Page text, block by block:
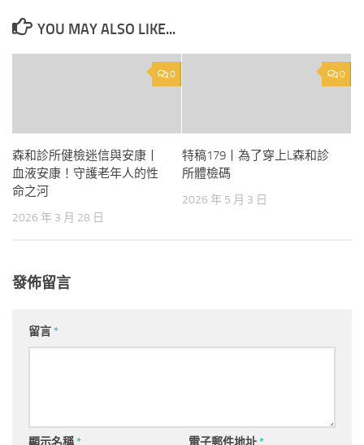
YOU MAY ALSO LIKE...
0
森和診所健檢迷信與安康丨
血液安康！守護老年人的性
命之河
2026 年 3 月 28 日
0
特稿179丨為了穿上L森和診
所體檢碼
2026 年 5 月 3 日
發佈留言
留言*